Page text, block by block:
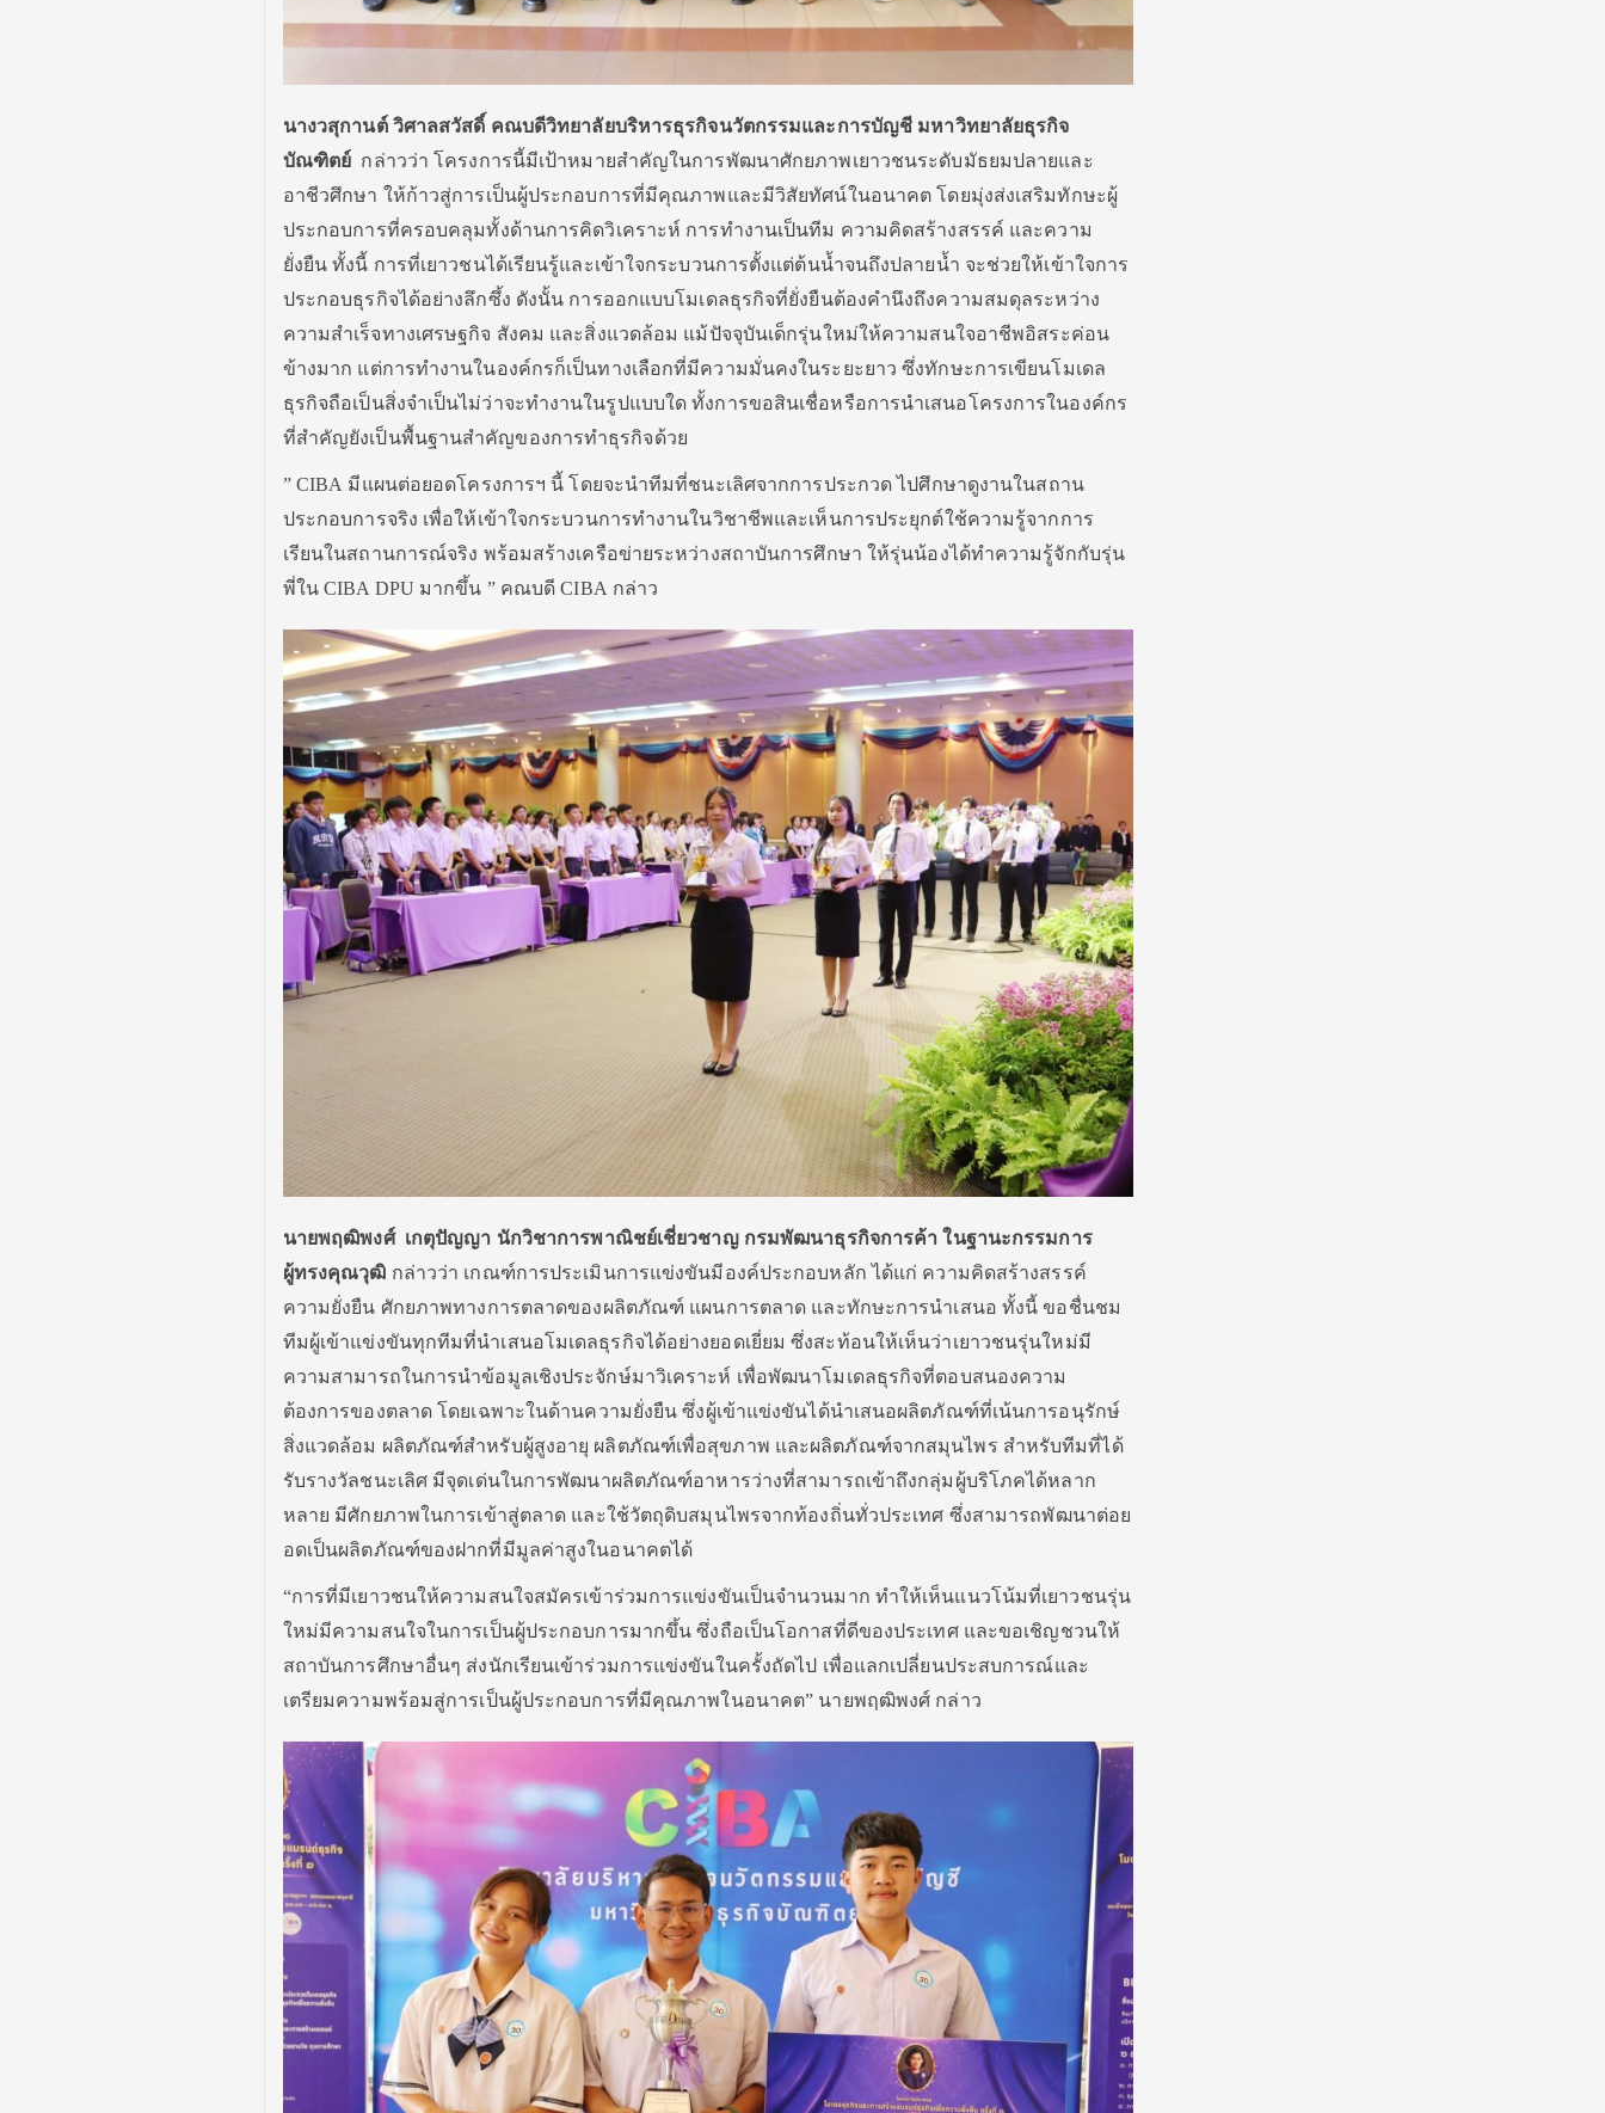
นางวสุกานต์ วิศาลสวัสดิ์ คณบดีวิทยาลัยบริหารธุรกิจนวัตกรรมและการบัญชี มหาวิทยาลัยธุรกิจ
บัณฑิตย์ กล่าวว่า โครงการนี้มีเป้าหมายสำคัญในการพัฒนาศักยภาพเยาวชนระดับมัธยมปลายและ
อาชีวศึกษา ให้ก้าวสู่การเป็นผู้ประกอบการที่มีคุณภาพและมีวิสัยทัศน์ในอนาคต โดยมุ่งส่งเสริมทักษะผู้
ประกอบการที่ครอบคลุมทั้งด้านการคิดวิเคราะห์ การทำงานเป็นทีม ความคิดสร้างสรรค์ และความ
ยั่งยืน ทั้งนี้ การที่เยาวชนได้เรียนรู้และเข้าใจกระบวนการตั้งแต่ต้นน้ำจนถึงปลายน้ำ จะช่วยให้เข้าใจการ
ประกอบธุรกิจได้อย่างลึกซึ้ง ดังนั้น การออกแบบโมเดลธุรกิจที่ยั่งยืนต้องคำนึงถึงความสมดุลระหว่าง
ความสำเร็จทางเศรษฐกิจ สังคม และสิ่งแวดล้อม แม้ปัจจุบันเด็กรุ่นใหม่ให้ความสนใจอาชีพอิสระค่อน
ข้างมาก แต่การทำงานในองค์กรก็เป็นทางเลือกที่มีความมั่นคงในระยะยาว ซึ่งทักษะการเขียนโมเดล
ธุรกิจถือเป็นสิ่งจำเป็นไม่ว่าจะทำงานในรูปแบบใด ทั้งการขอสินเชื่อหรือการนำเสนอโครงการในองค์กร
ที่สำคัญยังเป็นพื้นฐานสำคัญของการทำธุรกิจด้วย
” CIBA มีแผนต่อยอดโครงการฯ นี้ โดยจะนำทีมที่ชนะเลิศจากการประกวด ไปศึกษาดูงานในสถาน
ประกอบการจริง เพื่อให้เข้าใจกระบวนการทำงานในวิชาชีพและเห็นการประยุกต์ใช้ความรู้จากการ
เรียนในสถานการณ์จริง พร้อมสร้างเครือข่ายระหว่างสถาบันการศึกษา ให้รุ่นน้องได้ทำความรู้จักกับรุ่น
พี่ใน CIBA DPU มากขึ้น ” คณบดี CIBA กล่าว
นายพฤฒิพงศ์เกตุปัญญา นักวิชาการพาณิชย์เชี่ยวชาญ กรมพัฒนาธุรกิจการค้า ในฐานะกรรมการ
ผู้ทรงคุณวุฒิ กล่าวว่า เกณฑ์การประเมินการแข่งขันมีองค์ประกอบหลัก ได้แก่ ความคิดสร้างสรรค์
ความยั่งยืน ศักยภาพทางการตลาดของผลิตภัณฑ์ แผนการตลาด และทักษะการนำเสนอ ทั้งนี้ ขอชื่นชม
ทีมผู้เข้าแข่งขันทุกทีมที่นำเสนอโมเดลธุรกิจได้อย่างยอดเยี่ยม ซึ่งสะท้อนให้เห็นว่าเยาวชนรุ่นใหม่มี
ความสามารถในการนำข้อมูลเชิงประจักษ์มาวิเคราะห์ เพื่อพัฒนาโมเดลธุรกิจที่ตอบสนองความ
ต้องการของตลาด โดยเฉพาะในด้านความยั่งยืน ซึ่งผู้เข้าแข่งขันได้นำเสนอผลิตภัณฑ์ที่เน้นการอนุรักษ์
สิ่งแวดล้อม ผลิตภัณฑ์สำหรับผู้สูงอายุ ผลิตภัณฑ์เพื่อสุขภาพ และผลิตภัณฑ์จากสมุนไพร สำหรับทีมที่ได้
รับรางวัลชนะเลิศ มีจุดเด่นในการพัฒนาผลิตภัณฑ์อาหารว่างที่สามารถเข้าถึงกลุ่มผู้บริโภคได้หลาก
หลาย มีศักยภาพในการเข้าสู่ตลาด และใช้วัตถุดิบสมุนไพรจากท้องถิ่นทั่วประเทศ ซึ่งสามารถพัฒนาต่อย
อดเป็นผลิตภัณฑ์ของฝากที่มีมูลค่าสูงในอนาคตได้
“การที่มีเยาวชนให้ความสนใจสมัครเข้าร่วมการแข่งขันเป็นจำนวนมาก ทำให้เห็นแนวโน้มที่เยาวชนรุ่น
ใหม่มีความสนใจในการเป็นผู้ประกอบการมากขึ้น ซึ่งถือเป็นโอกาสที่ดีของประเทศ และขอเชิญชวนให้
สถาบันการศึกษาอื่นๆ ส่งนักเรียนเข้าร่วมการแข่งขันในครั้งถัดไป เพื่อแลกเปลี่ยนประสบการณ์และ
เตรียมความพร้อมสู่การเป็นผู้ประกอบการที่มีคุณภาพในอนาคต” นายพฤฒิพงศ์ กล่าว